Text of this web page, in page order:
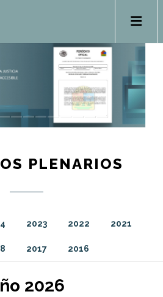
PLENARIOS
2023 2022 2021
2017 2016
2026